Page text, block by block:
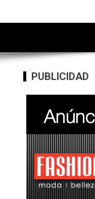
PUBLICIDAD